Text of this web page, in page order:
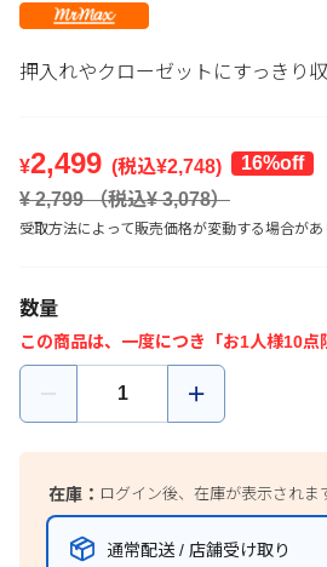
押入れやクローゼットにすっきり収
¥2,499 (税込¥2,748)
16%off
¥ 2,799（税込¥3,078）
受取方法によって販売価格が変動する場合があ
数量
この商品は、一度につき「お1人様10点
在庫： ログイン後、在庫が表示されま
通常配送 / 店舗受け取り